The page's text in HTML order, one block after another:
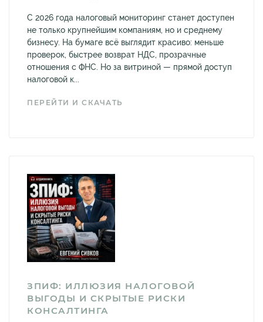
С 2026 года налоговый мониторинг станет доступен
не только крупнейшим компаниям, но и среднему
бизнесу. На бумаге всё выглядит красиво: меньше
проверок, быстрее возврат НДС, прозрачные
отношения с ФНС. Но за витриной — прямой доступ
налоговой к...
ПЕРЕЙТИ И СКАЧАТЬ
ЗПИФ: ИЛЛЮЗИЯ НАЛОГОВОЙ
ВЫГОДЫ И СКРЫТЫЕ РИСКИ
КОНСАЛТИНГА